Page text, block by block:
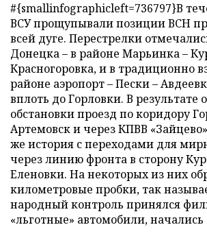
#{smallinfographicleft=736797}В
ВСУ прощупывали позиции ВСН
всей дуге. Перестрелки
Донецка – в районе Марьинка –
Красногоровка, и в традиционно
районе аэропорт – Пески –
вплоть до Горловки. В результате
обстановки проезд по коридору
Артемовск и через КПВВ
же история с переходами для
через линию фронта в сторону
Еленовки. На некоторых из них
километровые пробки, так
народный контроль принялся
«льготные» автомобили,